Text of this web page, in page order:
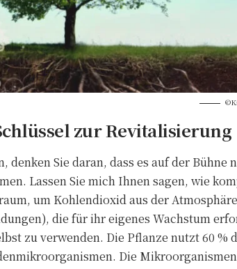
zur Revitalisierung
Sie daran, dass es auf der Bühne
Lassen Sie mich Ihnen sagen, wie
um Kohlendioxid aus der
die für ihr eigenes Wachstum
zu verwenden. Die Pflanze nutzt 60 %
Die